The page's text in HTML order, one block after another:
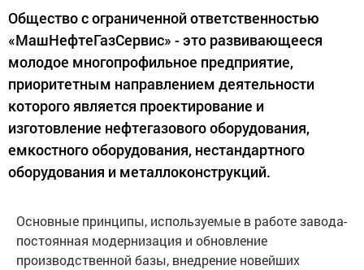
Общество с ограниченной ответственностью
«МашНефтеГазСервис» - это развивающееся
молодое многопрофильное предприятие,
приоритетным направлением деятельности
которого является проектирование и
изготовление нефтегазового оборудования,
емкостного оборудования, нестандартного
оборудования и металлоконструкций.
Основные принципы, используемые в работе завода-
постоянная модернизация и обновление
производственной базы, внедрение новейших